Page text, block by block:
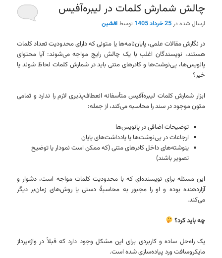
چالش شمارش کلمات در لیبره‌آفیس
ارسال شده در25 خرداد 1405 توسطافشین
در نگارش مقالات علمی، پایان‌نامه‌ها یا متونی که دارای محدودیت تعداد کلمات
هستند، نویسندگان اغلب با یک چالش رایج مواجه می‌شوند: آیا محتوای
پانویس‌ها، پی‌نوشت‌ها و کادرهای متنی باید در شمارش کلمات لحاظ شوند یا
خیر؟
ابزار شمارش کلمات لیبره‌آفیس متأسفانه انعطاف‌پذیری لازم را ندارد و تمامی
متون موجود در سند را محاسبه می‌کند، از جمله:
توضیحات اضافی در پانویس‌ها
ارجاعات در پی‌نوشت‌ها یا یادداشت‌های پایان
ینوشته‌های داخل کادرهای متنی (که ممکن است نمودار یا توضیح
تصویر باشند)
این مسئله برای نویسنده‌ای که با محدودیت کلمات مواجه است، دشوار و
آزاردهنده بوده و او را مجبور به محاسبهٔ دستی یا روش‌های زمان‌بر دیگر
می‌کند.
چه باید کرد؟
یک راه‌حل ساده و کاربردی برای این مشکل وجود دارد که قبلاً در واژه‌پرداز
مایکروسافت ورد پیاده‌سازی شده است.